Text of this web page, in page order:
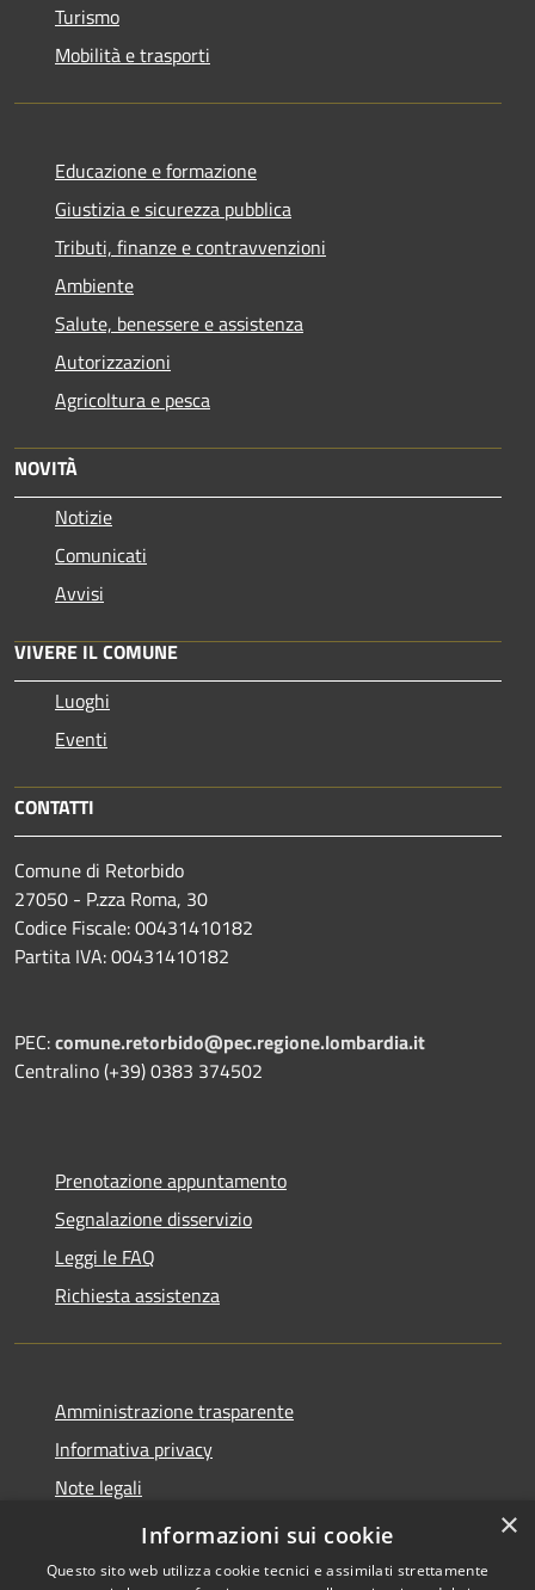
Turismo
Mobilità e trasporti
Educazione e formazione
Giustizia e sicurezza pubblica
Tributi, finanze e contravvenzioni
Ambiente
Salute, benessere e assistenza
Autorizzazioni
Agricoltura e pesca
NOVITÀ
Notizie
Comunicati
Avvisi
VIVERE IL COMUNE
Luoghi
Eventi
CONTATTI
Comune di Retorbido
27050 - P.zza Roma, 30
Codice Fiscale: 00431410182
Partita IVA: 00431410182
PEC:comune.retorbido@pec.regione.lombardia.it
Centralino (+39) 0383 374502
Prenotazione appuntamento
Segnalazione disservizio
Leggi le FAQ
Richiesta assistenza
Amministrazione trasparente
Informativa privacy
Note legali
Dichiarazione di accessibilità
×
Informazioni sui cookie
Questo sito web utilizza cookie tecnici e assimilati strettamente